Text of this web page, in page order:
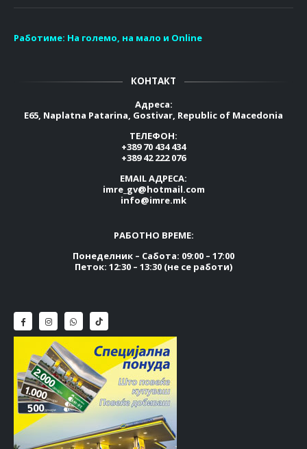
Работиме: На големо, на мало и Online
КОНТАКТ
Адреса:
E65, Naplatna Patarina, Gostivar, Republic of Macedonia
ТЕЛЕФОН:
+389 70 434 434
+389 42 222 076
EMAIL АДРЕСА:
imre_gv@hotmail.com
info@imre.mk
РАБОТНО ВРЕМЕ:
Понеделник – Сабота: 09:00 – 17:00
Петок: 12:30 – 13:30 (не се работи)